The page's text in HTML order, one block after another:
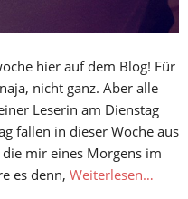
hier auf dem Blog! Für
nicht ganz. Aber alle
Leserin am Dienstag
fallen in dieser Woche aus
mir eines Morgens im
es denn, Weiterlesen…